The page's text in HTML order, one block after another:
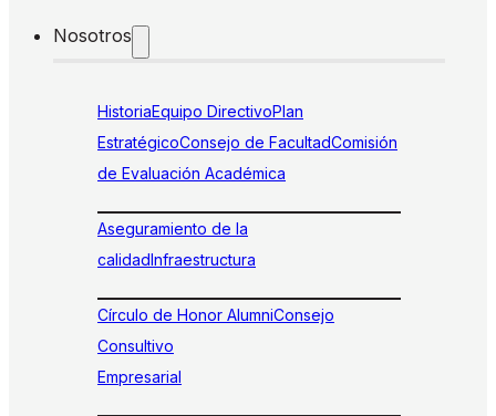
Nosotros
HistoriaEquipo DirectivoPlan
EstratégicoConsejo de FacultadComisión
de Evaluación Académica
Aseguramiento de la
calidadInfraestructura
Círculo de Honor AlumniConsejo
Consultivo
Empresarial